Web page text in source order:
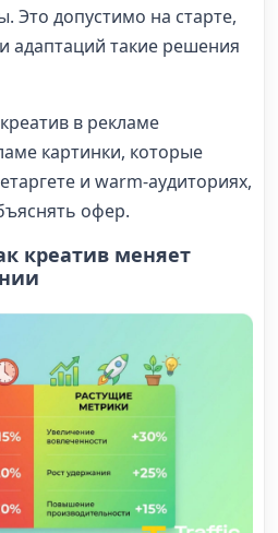
Это допустимо на старте,
адаптаций такие решения
в рекламе
картинки, которые
и warm-аудиториях,
офер.
креатив меняет